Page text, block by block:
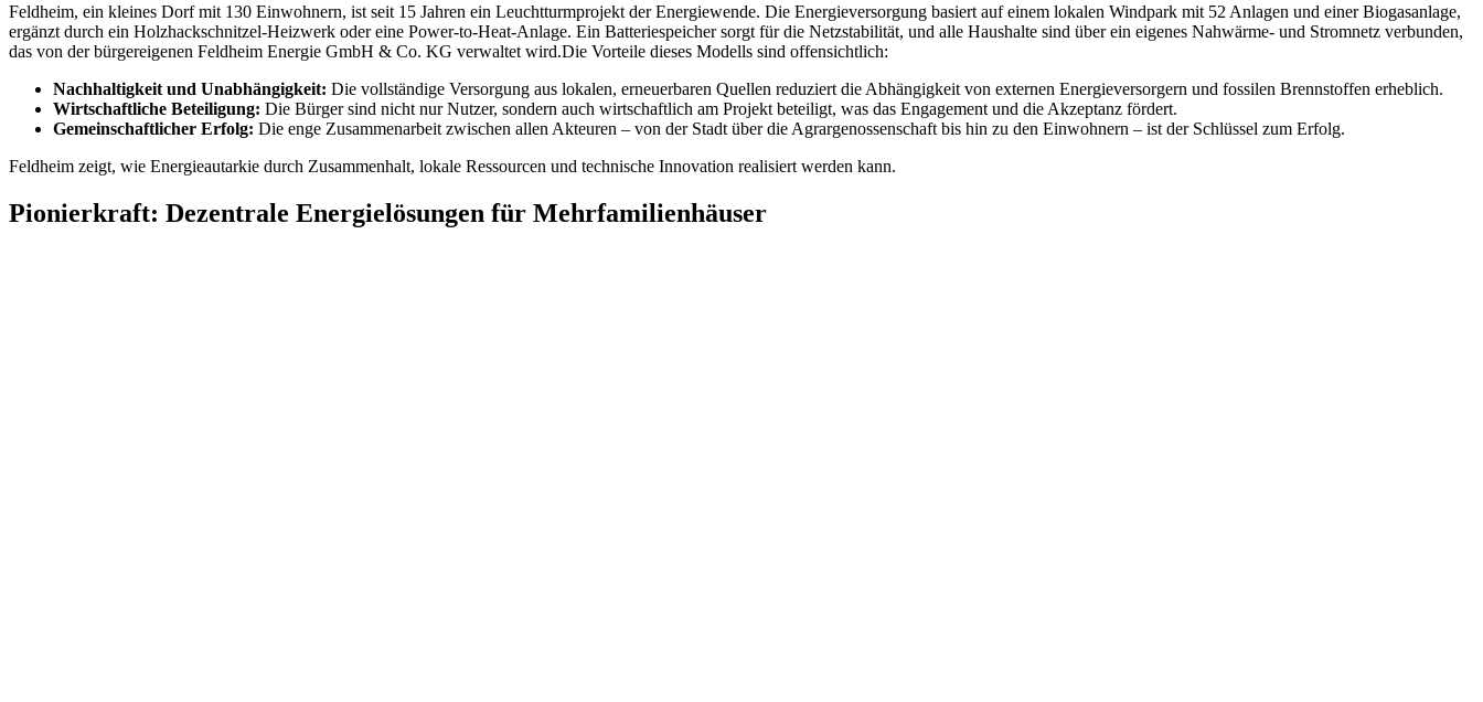
Feldheim, ein kleines Dorf mit 130 Einwohnern, ist seit 15 Jahren ein Leuchtturmprojekt der Energiewende. Die Energieversorgung basiert auf einem lokalen Windpark mit 52 Anlagen und einer Biogasanlage,
ergänzt durch ein Holzhackschnitzel-Heizwerk oder eine Power-to-Heat-Anlage. Ein Batteriespeicher sorgt für die Netzstabilität, und alle Haushalte sind über ein eigenes Nahwärme- und Stromnetz verbunden,
das von der bürgereigenen Feldheim Energie GmbH & Co. KG verwaltet wird.Die Vorteile dieses Modells sind offensichtlich:
Nachhaltigkeit und Unabhängigkeit: Die vollständige Versorgung aus lokalen, erneuerbaren Quellen reduziert die Abhängigkeit von externen Energieversorgern und fossilen Brennstoffen erheblich.
Wirtschaftliche Beteiligung: Die Bürger sind nicht nur Nutzer, sondern auch wirtschaftlich am Projekt beteiligt, was das Engagement und die Akzeptanz fördert.
Gemeinschaftlicher Erfolg: Die enge Zusammenarbeit zwischen allen Akteuren – von der Stadt über die Agrargenossenschaft bis hin zu den Einwohnern – ist der Schlüssel zum Erfolg.
Feldheim zeigt, wie Energieautarkie durch Zusammenhalt, lokale Ressourcen und technische Innovation realisiert werden kann.
Pionierkraft: Dezentrale Energielösungen für Mehrfamilienhäuser